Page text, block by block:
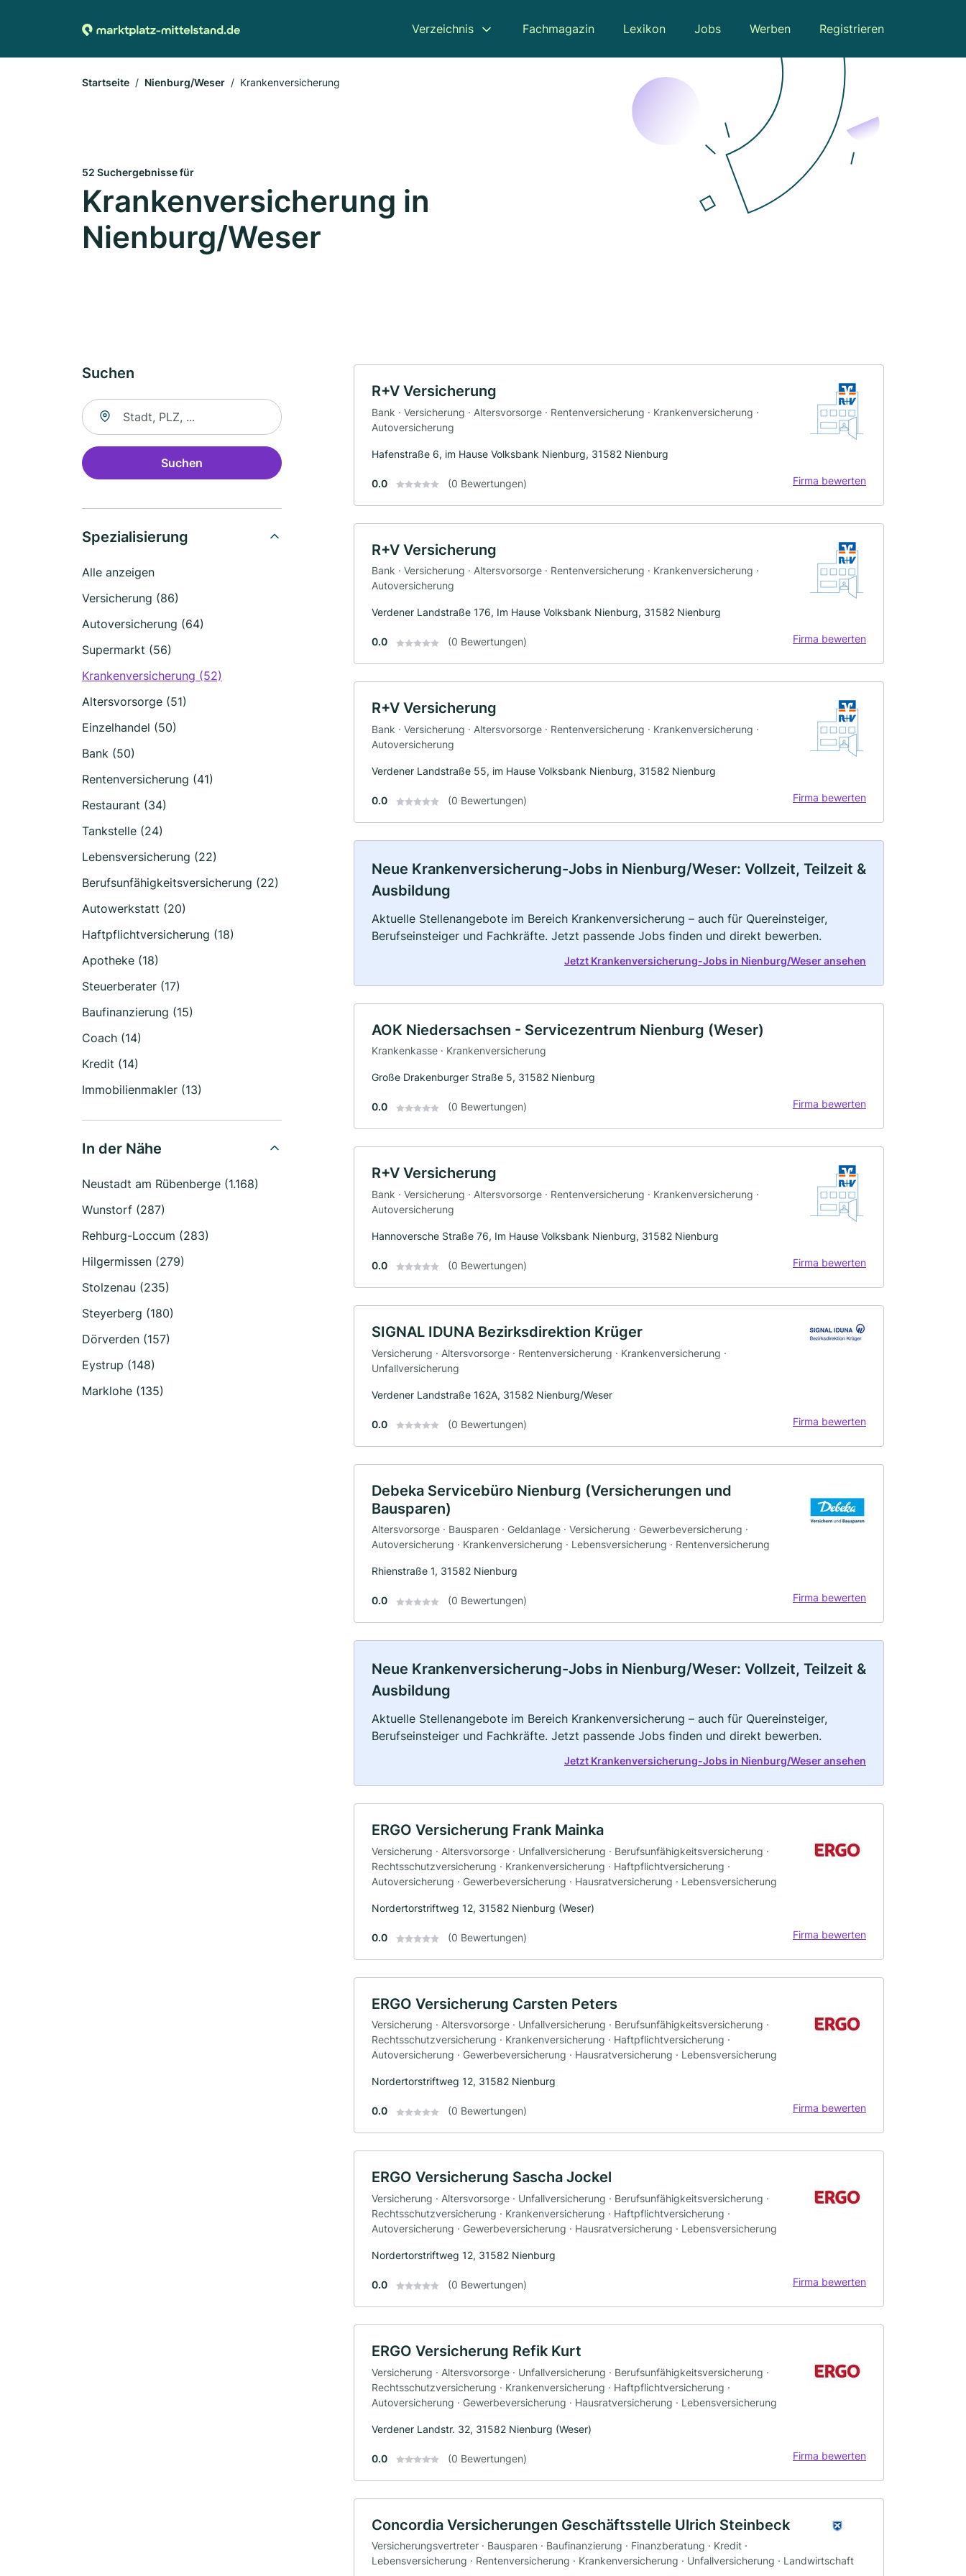
Verzeichnis Fachmagazin Lexikon Jobs Werben Registrieren
Startseite Nienburg/Weser Krankenversicherung
52 Suchergebnisse für
Krankenversicherung in
Nienburg/Weser
Suchen
Suche nach Ort
Suchen
Spezialisierung
Alle anzeigen
Versicherung (86)
Autoversicherung (64)
Supermarkt (56)
Krankenversicherung (52)
Altersvorsorge (51)
Einzelhandel (50)
Bank (50)
Rentenversicherung (41)
Restaurant (34)
Tankstelle (24)
Lebensversicherung (22)
Berufsunfähigkeitsversicherung (22)
Autowerkstatt (20)
Haftpflichtversicherung (18)
Apotheke (18)
Steuerberater (17)
Baufinanzierung (15)
Coach (14)
Kredit (14)
Immobilienmakler (13)
In der Nähe
Neustadt am Rübenberge (1.168)
Wunstorf (287)
Rehburg-Loccum (283)
Hilgermissen (279)
Stolzenau (235)
Steyerberg (180)
Dörverden (157)
Eystrup (148)
Marklohe (135)
R+V Versicherung
Bank · Versicherung · Altersvorsorge · Rentenversicherung · Krankenversicherung ·
Autoversicherung
Hafenstraße 6, im Hause Volksbank Nienburg, 31582 Nienburg
0.0 (0 Bewertungen) Firma bewerten
R+V Versicherung
Bank · Versicherung · Altersvorsorge · Rentenversicherung · Krankenversicherung ·
Autoversicherung
Verdener Landstraße 176, Im Hause Volksbank Nienburg, 31582 Nienburg
0.0 (0 Bewertungen) Firma bewerten
R+V Versicherung
Bank · Versicherung · Altersvorsorge · Rentenversicherung · Krankenversicherung ·
Autoversicherung
Verdener Landstraße 55, im Hause Volksbank Nienburg, 31582 Nienburg
0.0 (0 Bewertungen) Firma bewerten
Neue Krankenversicherung-Jobs in Nienburg/Weser: Vollzeit, Teilzeit &
Ausbildung
Aktuelle Stellenangebote im Bereich Krankenversicherung – auch für Quereinsteiger,
Berufseinsteiger und Fachkräfte. Jetzt passende Jobs finden und direkt bewerben.
Jetzt Krankenversicherung-Jobs in Nienburg/Weser ansehen
AOK Niedersachsen - Servicezentrum Nienburg (Weser)
Krankenkasse · Krankenversicherung
Große Drakenburger Straße 5, 31582 Nienburg
0.0 (0 Bewertungen) Firma bewerten
R+V Versicherung
Bank · Versicherung · Altersvorsorge · Rentenversicherung · Krankenversicherung ·
Autoversicherung
Hannoversche Straße 76, Im Hause Volksbank Nienburg, 31582 Nienburg
0.0 (0 Bewertungen) Firma bewerten
SIGNAL IDUNA Bezirksdirektion Krüger
Versicherung · Altersvorsorge · Rentenversicherung · Krankenversicherung ·
Unfallversicherung
Verdener Landstraße 162A, 31582 Nienburg/Weser
0.0 (0 Bewertungen) Firma bewerten
Debeka Servicebüro Nienburg (Versicherungen und
Bausparen)
Altersvorsorge · Bausparen · Geldanlage · Versicherung · Gewerbeversicherung ·
Autoversicherung · Krankenversicherung · Lebensversicherung · Rentenversicherung
Rhienstraße 1, 31582 Nienburg
0.0 (0 Bewertungen) Firma bewerten
Neue Krankenversicherung-Jobs in Nienburg/Weser: Vollzeit, Teilzeit &
Ausbildung
Aktuelle Stellenangebote im Bereich Krankenversicherung – auch für Quereinsteiger,
Berufseinsteiger und Fachkräfte. Jetzt passende Jobs finden und direkt bewerben.
Jetzt Krankenversicherung-Jobs in Nienburg/Weser ansehen
ERGO Versicherung Frank Mainka
Versicherung · Altersvorsorge · Unfallversicherung · Berufsunfähigkeitsversicherung ·
Rechtsschutzversicherung · Krankenversicherung · Haftpflichtversicherung ·
Autoversicherung · Gewerbeversicherung · Hausratversicherung · Lebensversicherung
Nordertorstriftweg 12, 31582 Nienburg (Weser)
0.0 (0 Bewertungen) Firma bewerten
ERGO Versicherung Carsten Peters
Versicherung · Altersvorsorge · Unfallversicherung · Berufsunfähigkeitsversicherung ·
Rechtsschutzversicherung · Krankenversicherung · Haftpflichtversicherung ·
Autoversicherung · Gewerbeversicherung · Hausratversicherung · Lebensversicherung
Nordertorstriftweg 12, 31582 Nienburg
0.0 (0 Bewertungen) Firma bewerten
ERGO Versicherung Sascha Jockel
Versicherung · Altersvorsorge · Unfallversicherung · Berufsunfähigkeitsversicherung ·
Rechtsschutzversicherung · Krankenversicherung · Haftpflichtversicherung ·
Autoversicherung · Gewerbeversicherung · Hausratversicherung · Lebensversicherung
Nordertorstriftweg 12, 31582 Nienburg
0.0 (0 Bewertungen) Firma bewerten
ERGO Versicherung Refik Kurt
Versicherung · Altersvorsorge · Unfallversicherung · Berufsunfähigkeitsversicherung ·
Rechtsschutzversicherung · Krankenversicherung · Haftpflichtversicherung ·
Autoversicherung · Gewerbeversicherung · Hausratversicherung · Lebensversicherung
Verdener Landstr. 32, 31582 Nienburg (Weser)
0.0 (0 Bewertungen) Firma bewerten
Concordia Versicherungen Geschäftsstelle Ulrich Steinbeck
Versicherungsvertreter · Bausparen · Baufinanzierung · Finanzberatung · Kredit ·
Lebensversicherung · Rentenversicherung · Krankenversicherung · Unfallversicherung · Landwirtschaft